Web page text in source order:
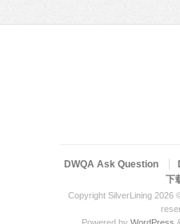
DWQA Ask Question
下
Copyright SilverLining 2026